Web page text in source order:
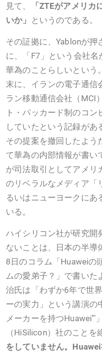
見て、
「ZTEがアメリ
いか」
というのである。
その証拠に、Yablonが押
に、「F7」という会社
華為のことらしいという
末に、イランの電子通信
ラン移動通信会社（MCI
ト・パッカード制のコ
していたという記録が
その提案を撤回したよう
て華為の内部情報が書い
が司法取引としてアメリ
のリベラルなメディア「
るいはニューヨークにあ
いる。
ハイシリコン社が研究開
ないことは、日本の半導
8日のコラム「Huaweiの
ムの愛弟子？」で書い
治氏は「わずか6年で世
ーの実力」という講演の
メーカーを持つHuawei'''
（HiSilicon）社のことを
をしていません。